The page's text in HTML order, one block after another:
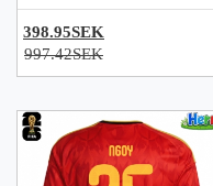
398.95SEK
997.42SEK